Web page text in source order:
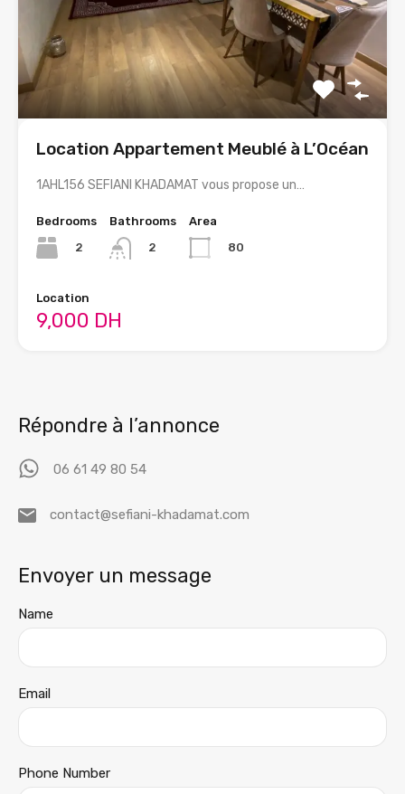
Location Appartement Meublé à L’Océan
1AHL156 SEFIANI KHADAMAT vous propose un…
Bedrooms
2
Bathrooms
2
Area
80
Location
9,000 DH
Répondre à l’annonce
06 61 49 80 54
contact@sefiani-khadamat.com
Envoyer un message
Name
Email
Phone Number